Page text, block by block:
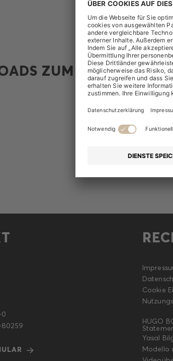
ZUM THEMA
Presentation
Cookie
HUGO
Yasal
Modello